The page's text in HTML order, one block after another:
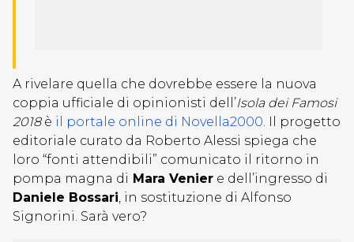
A rivelare quella che dovrebbe essere la nuova
coppia ufficiale di opinionisti dell’Isola dei Famosi
2018è il portale online di Novella2000. Il progetto
editoriale curato da Roberto Alessi spiega che
loro “fonti attendibili” comunicato il ritorno in
pompa magna di Mara Venier e dell’ingresso di
Daniele Bossari, in sostituzione di Alfonso
Signorini. Sarà vero?